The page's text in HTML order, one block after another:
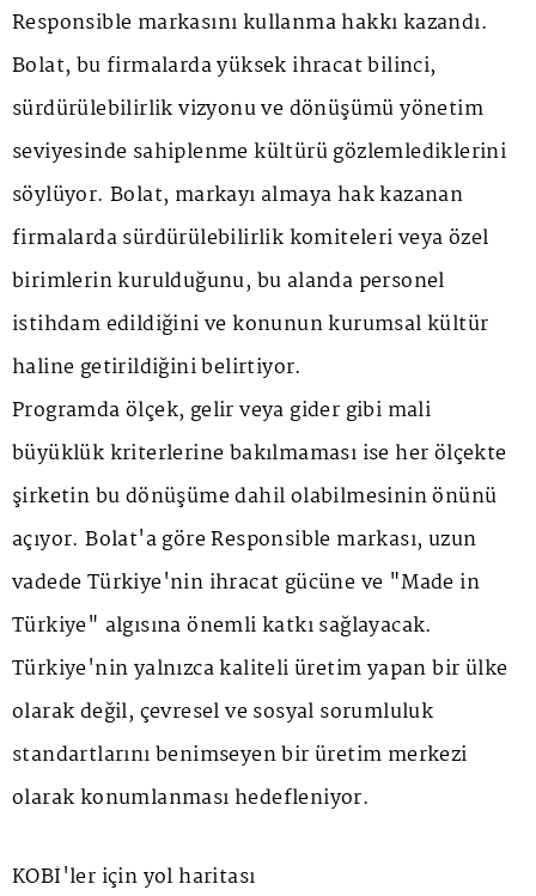
Responsible markasını kullanma hakkı kazandı.
Bolat, bu firmalarda yüksek ihracat bilinci,
sürdürülebilirlik vizyonu ve dönüşümü yönetim
seviyesinde sahiplenme kültürü gözlemlediklerini
söylüyor. Bolat, markayı almaya hak kazanan
firmalarda sürdürülebilirlik komiteleri veya özel
birimlerin kurulduğunu, bu alanda personel
istihdam edildiğini ve konunun kurumsal kültür
haline getirildiğini belirtiyor.
Programda ölçek, gelir veya gider gibi mali
büyüklük kriterlerine bakılmaması ise her ölçekte
şirketin bu dönüşüme dahil olabilmesinin önünü
açıyor. Bolat'a göre Responsible markası, uzun
vadede Türkiye'nin ihracat gücüne ve "Made in
Türkiye" algısına önemli katkı sağlayacak.
Türkiye'nin yalnızca kaliteli üretim yapan bir ülke
olarak değil, çevresel ve sosyal sorumluluk
standartlarını benimseyen bir üretim merkezi
olarak konumlanması hedefleniyor.
KOBİ'ler için yol haritası